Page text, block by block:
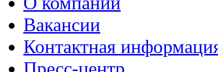
Вакансии
Контактная